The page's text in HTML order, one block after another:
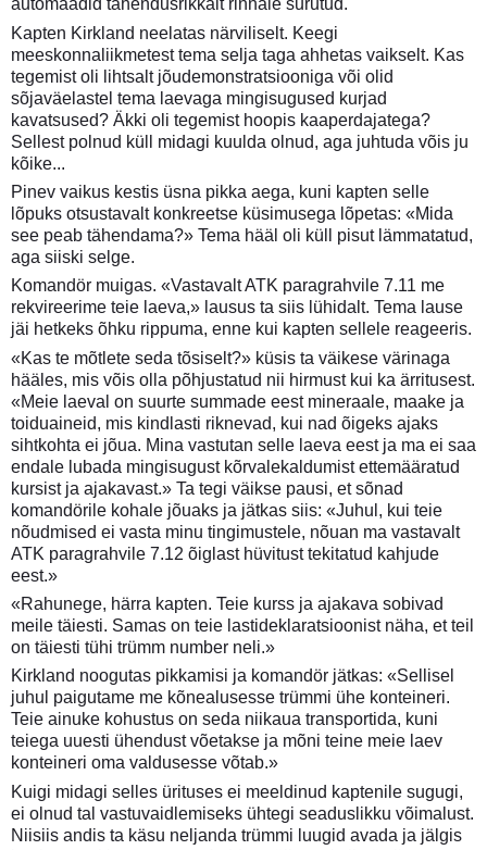
automaadid tähendusrikkalt rinnale surutud.
Kapten Kirkland neelatas närviliselt. Keegi
meeskonnaliikmetest tema selja taga ahhetas vaikselt. Kas
tegemist oli lihtsalt jõudemonstratsiooniga või olid
sõjaväelastel tema laevaga mingisugused kurjad
kavatsused? Äkki oli tegemist hoopis kaaperdajatega?
Sellest polnud küll midagi kuulda olnud, aga juhtuda võis ju
kõike...
Pinev vaikus kestis üsna pikka aega, kuni kapten selle
lõpuks otsustavalt konkreetse küsimusega lõpetas: «Mida
see peab tähendama?» Tema hääl oli küll pisut lämmatatud,
aga siiski selge.
Komandör muigas. «Vastavalt ATK paragrahvile 7.11 me
rekvireerime teie laeva,» lausus ta siis lühidalt. Tema lause
jäi hetkeks õhku rippuma, enne kui kapten sellele reageeris.
«Kas te mõtlete seda tõsiselt?» küsis ta väikese värinaga
hääles, mis võis olla põhjustatud nii hirmust kui ka ärritusest.
«Meie laeval on suurte summade eest mineraale, maake ja
toiduaineid, mis kindlasti riknevad, kui nad õigeks ajaks
sihtkohta ei jõua. Mina vastutan selle laeva eest ja ma ei saa
endale lubada mingisugust kõrvalekaldumist ettemääratud
kursist ja ajakavast.» Ta tegi väikse pausi, et sõnad
komandörile kohale jõuaks ja jätkas siis: «Juhul, kui teie
nõudmised ei vasta minu tingimustele, nõuan ma vastavalt
ATK paragrahvile 7.12 õiglast hüvitust tekitatud kahjude
eest.»
«Rahunege, härra kapten. Teie kurss ja ajakava sobivad
meile täiesti. Samas on teie lastideklaratsioonist näha, et teil
on täiesti tühi trümm number neli.»
Kirkland noogutas pikkamisi ja komandör jätkas: «Sellisel
juhul paigutame me kõnealusesse trümmi ühe konteineri.
Teie ainuke kohustus on seda niikaua transportida, kuni
teiega uuesti ühendust võetakse ja mõni teine meie laev
konteineri oma valdusesse võtab.»
Kuigi midagi selles ürituses ei meeldinud kaptenile sugugi,
ei olnud tal vastuvaidlemiseks ühtegi seaduslikku võimalust.
Niisiis andis ta käsu neljanda trümmi luugid avada ja jälgis